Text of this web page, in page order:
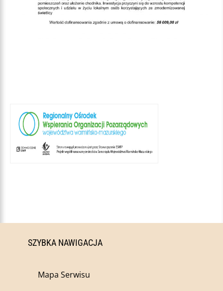
SZYBKA NAWIGACJA
Mapa Serwisu